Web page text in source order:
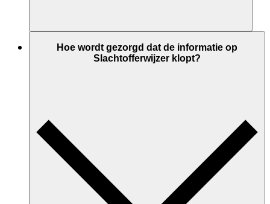
Hoe wordt gezorgd dat de informatie op
Slachtofferwijzer klopt?